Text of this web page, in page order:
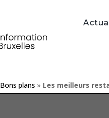
Bons plans » Les meilleurs